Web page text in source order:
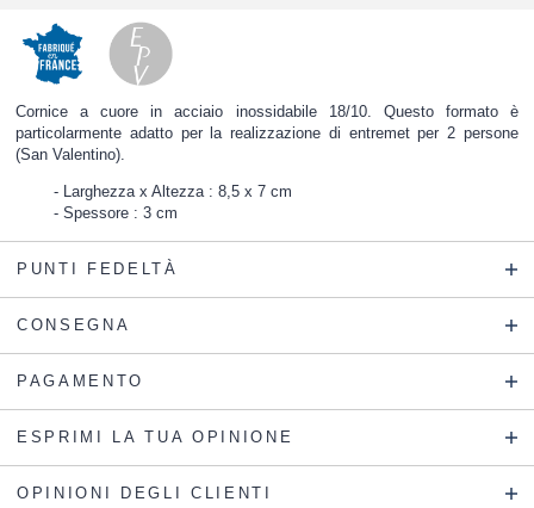
Cornice a cuore in acciaio inossidabile 18/10. Questo formato è
particolarmente adatto per la realizzazione di entremet per 2 persone
(San Valentino).
Larghezza x Altezza : 8,5 x 7 cm
Spessore : 3 cm
PUNTI FEDELTÀ
CONSEGNA
PAGAMENTO
ESPRIMI LA TUA OPINIONE
OPINIONI DEGLI CLIENTI